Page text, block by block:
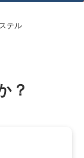
テル
？